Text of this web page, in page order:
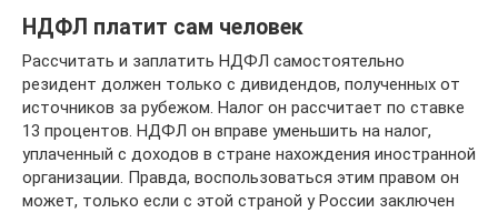
НДФЛ платит сам человек
Рассчитать и заплатить НДФЛ самостоятельно
резидент должен только с дивидендов, полученных от
источников за рубежом. Налог он рассчитает по ставке
13 процентов. НДФЛ он вправе уменьшить на налог,
уплаченный с доходов в стране нахождения иностранной
организации. Правда, воспользоваться этим правом он
может, только если с этой страной у России заключен